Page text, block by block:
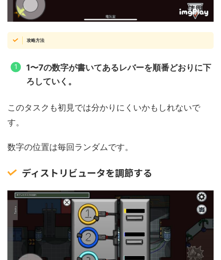
攻略方法
1〜7の数字が書いてあるレバーを順番どおりに下
ろしていく。
このタスクも初見では分かりにくいかもしれないで
す。
数字の位置は毎回ランダムです。
ディストリビュータを調節する